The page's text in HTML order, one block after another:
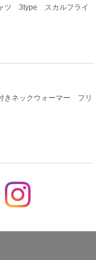
ャツ 3type スカルフライ
きネックウォーマー フリ